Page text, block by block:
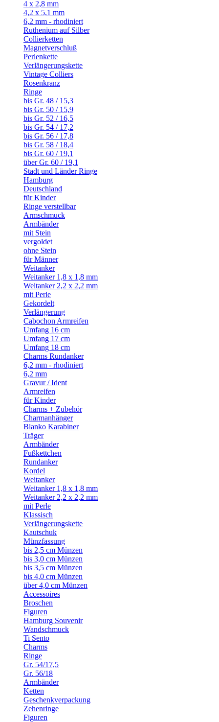
4 x 2,8 mm
4,2 x 5,1 mm
6,2 mm - rhodiniert
Ruthenium auf Silber
Collierketten
Magnetverschluß
Perlenkette
Verlängerungskette
Vintage Colliers
Rosenkranz
Ringe
bis Gr. 48 / 15,3
bis Gr. 50 / 15,9
bis Gr. 52 / 16,5
bis Gr. 54 / 17,2
bis Gr. 56 / 17,8
bis Gr. 58 / 18,4
bis Gr. 60 / 19,1
über Gr. 60 / 19,1
Stadt und Länder Ringe
Hamburg
Deutschland
für Kinder
Ringe verstellbar
Armschmuck
Armbänder
mit Stein
vergoldet
ohne Stein
für Männer
Weitanker
Weitanker 1,8 x 1,8 mm
Weitanker 2,2 x 2,2 mm
mit Perle
Gekordelt
Verlängerung
Cabochon Armreifen
Umfang 16 cm
Umfang 17 cm
Umfang 18 cm
Charms Rundanker
6,2 mm - rhodiniert
6,2 mm
Gravur / Ident
Armreifen
für Kinder
Charms + Zubehör
Charmanhänger
Blanko Karabiner
Träger
Armbänder
Fußkettchen
Rundanker
Kordel
Weitanker
Weitanker 1,8 x 1,8 mm
Weitanker 2,2 x 2,2 mm
mit Perle
Klassisch
Verlängerungskette
Kautschuk
Münzfassung
bis 2,5 cm Münzen
bis 3,0 cm Münzen
bis 3,5 cm Münzen
bis 4,0 cm Münzen
über 4,0 cm Münzen
Accessoires
Broschen
Figuren
Hamburg Souvenir
Wandschmuck
Ti Sento
Charms
Ringe
Gr. 54/17,5
Gr. 56/18
Armbänder
Ketten
Geschenkverpackung
Zehenringe
Figuren